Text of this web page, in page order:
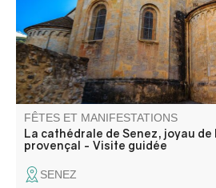
FÊTES ET MANIFESTATIONS
La cathédrale de Senez, joyau
provençal - Visite guidée
SENEZ